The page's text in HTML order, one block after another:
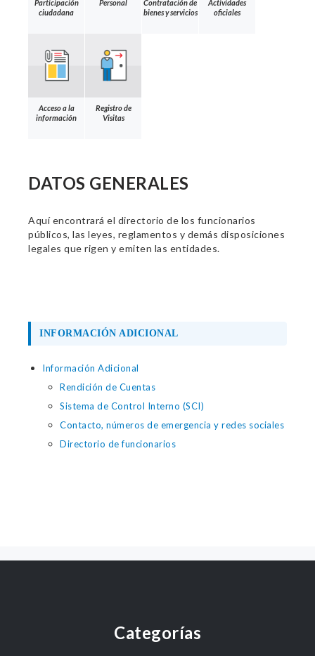
Participación
ciudadana
Personal
Contratación de
bienes y servicios
Actividades
oficiales
Acceso a la
información
Registro de
Visitas
DATOS GENERALES
Aquí encontrará el directorio de los funcionarios
públicos, las leyes, reglamentos y demás disposiciones
legales que rigen y emiten las entidades.
INFORMACIÓN ADICIONAL
Información Adicional
Rendición de Cuentas
Sistema de Control Interno (SCI)
Contacto, números de emergencia y redes sociales
Directorio de funcionarios
Categorías